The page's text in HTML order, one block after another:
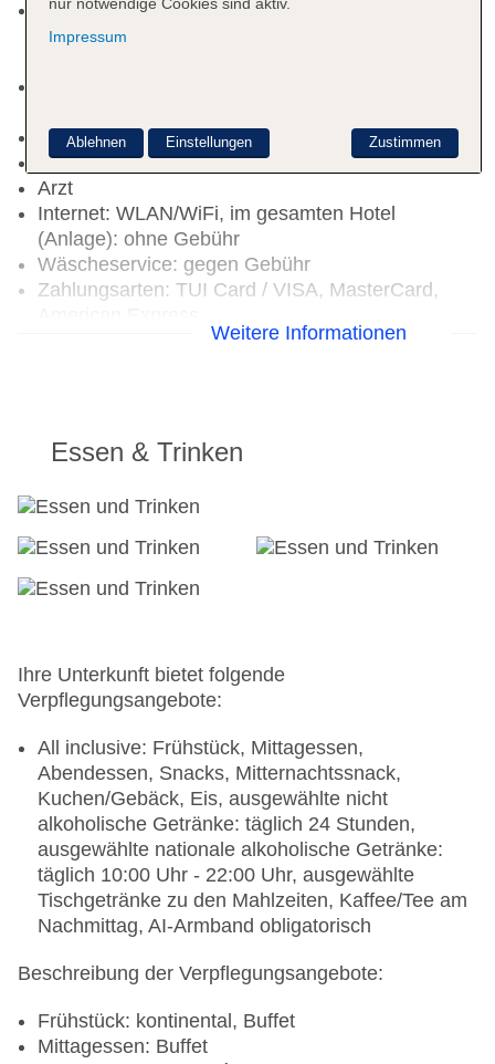
Poollandschaft „Pool“: Outdoor, Süßwasser,
Liegen: ohne Gebühr, Sonnenschirme: ohne
Badetücher: gegen Kaution
Souvenirshop, Minimarkt, Friseur
Arzt
Internet: WLAN/WiFi, im gesamten Hotel
(Anlage): ohne Gebühr
Wäscheservice: gegen Gebühr
Zahlungsarten: TUI Card / VISA, MasterCard,
Haustiere nicht erlaubt
Tagungsräume, Tageslicht, Tagungsequipment:
gegen Gebühr, Coffee Breaks: gegen Gebühr
Gebäudeanzahl: 7, Etagen: 5, Zimmer: 471
Landeskategorie: 4 Sterne
Weitere Informationen
Essen & Trinken
Ihre Unterkunft bietet folgende
Verpflegungsangebote:
All inclusive: Frühstück, Mittagessen,
Abendessen, Snacks, Mitternachtssnack,
Kuchen/Gebäck, Eis, ausgewählte nicht
alkoholische Getränke: täglich 24 Stunden,
ausgewählte nationale alkoholische Getränke:
täglich 10:00 Uhr - 22:00 Uhr, ausgewählte
Tischgetränke zu den Mahlzeiten, Kaffee/Tee am
Nachmittag, AI-Armband obligatorisch
Beschreibung der Verpflegungsangebote:
Frühstück: kontinental, Buffet
Mittagessen: Buffet
Impressum
Zustimmen
Ablehnen Einstellungen